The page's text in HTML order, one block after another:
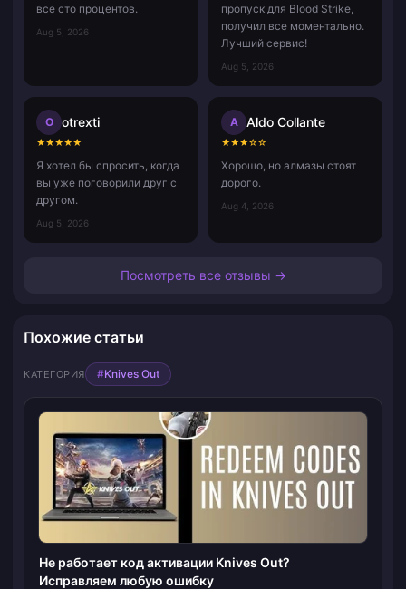
все сто процентов.
Aug 5, 2026
пропуск для Blood Strike,
получил все моментально.
Лучший сервис!
Aug 5, 2026
O otrexti
★★★★★
Я хотел бы спросить, когда
вы уже поговорили друг с
другом.
Aug 5, 2026
A Aldo Collante
★★★☆☆
Хорошо, но алмазы стоят
дорого.
Aug 4, 2026
Посмотреть все отзывы →
Похожие статьи
КАТЕГОРИЯ #Knives Out
Не работает код активации Knives Out?
Исправляем любую ошибку